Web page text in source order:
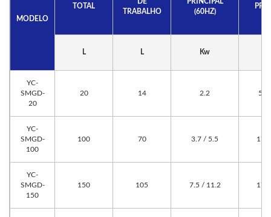
MODELO
TOTAL
TRABALHO
(60HZ)
L L Kw
YC-
SMGD-
20
20 14 2.2 50
YC-
SMGD-
100
100 70 3.7 / 5.5 172
YC-
SMGD-
150
150 105 7.5 / 11.2 172